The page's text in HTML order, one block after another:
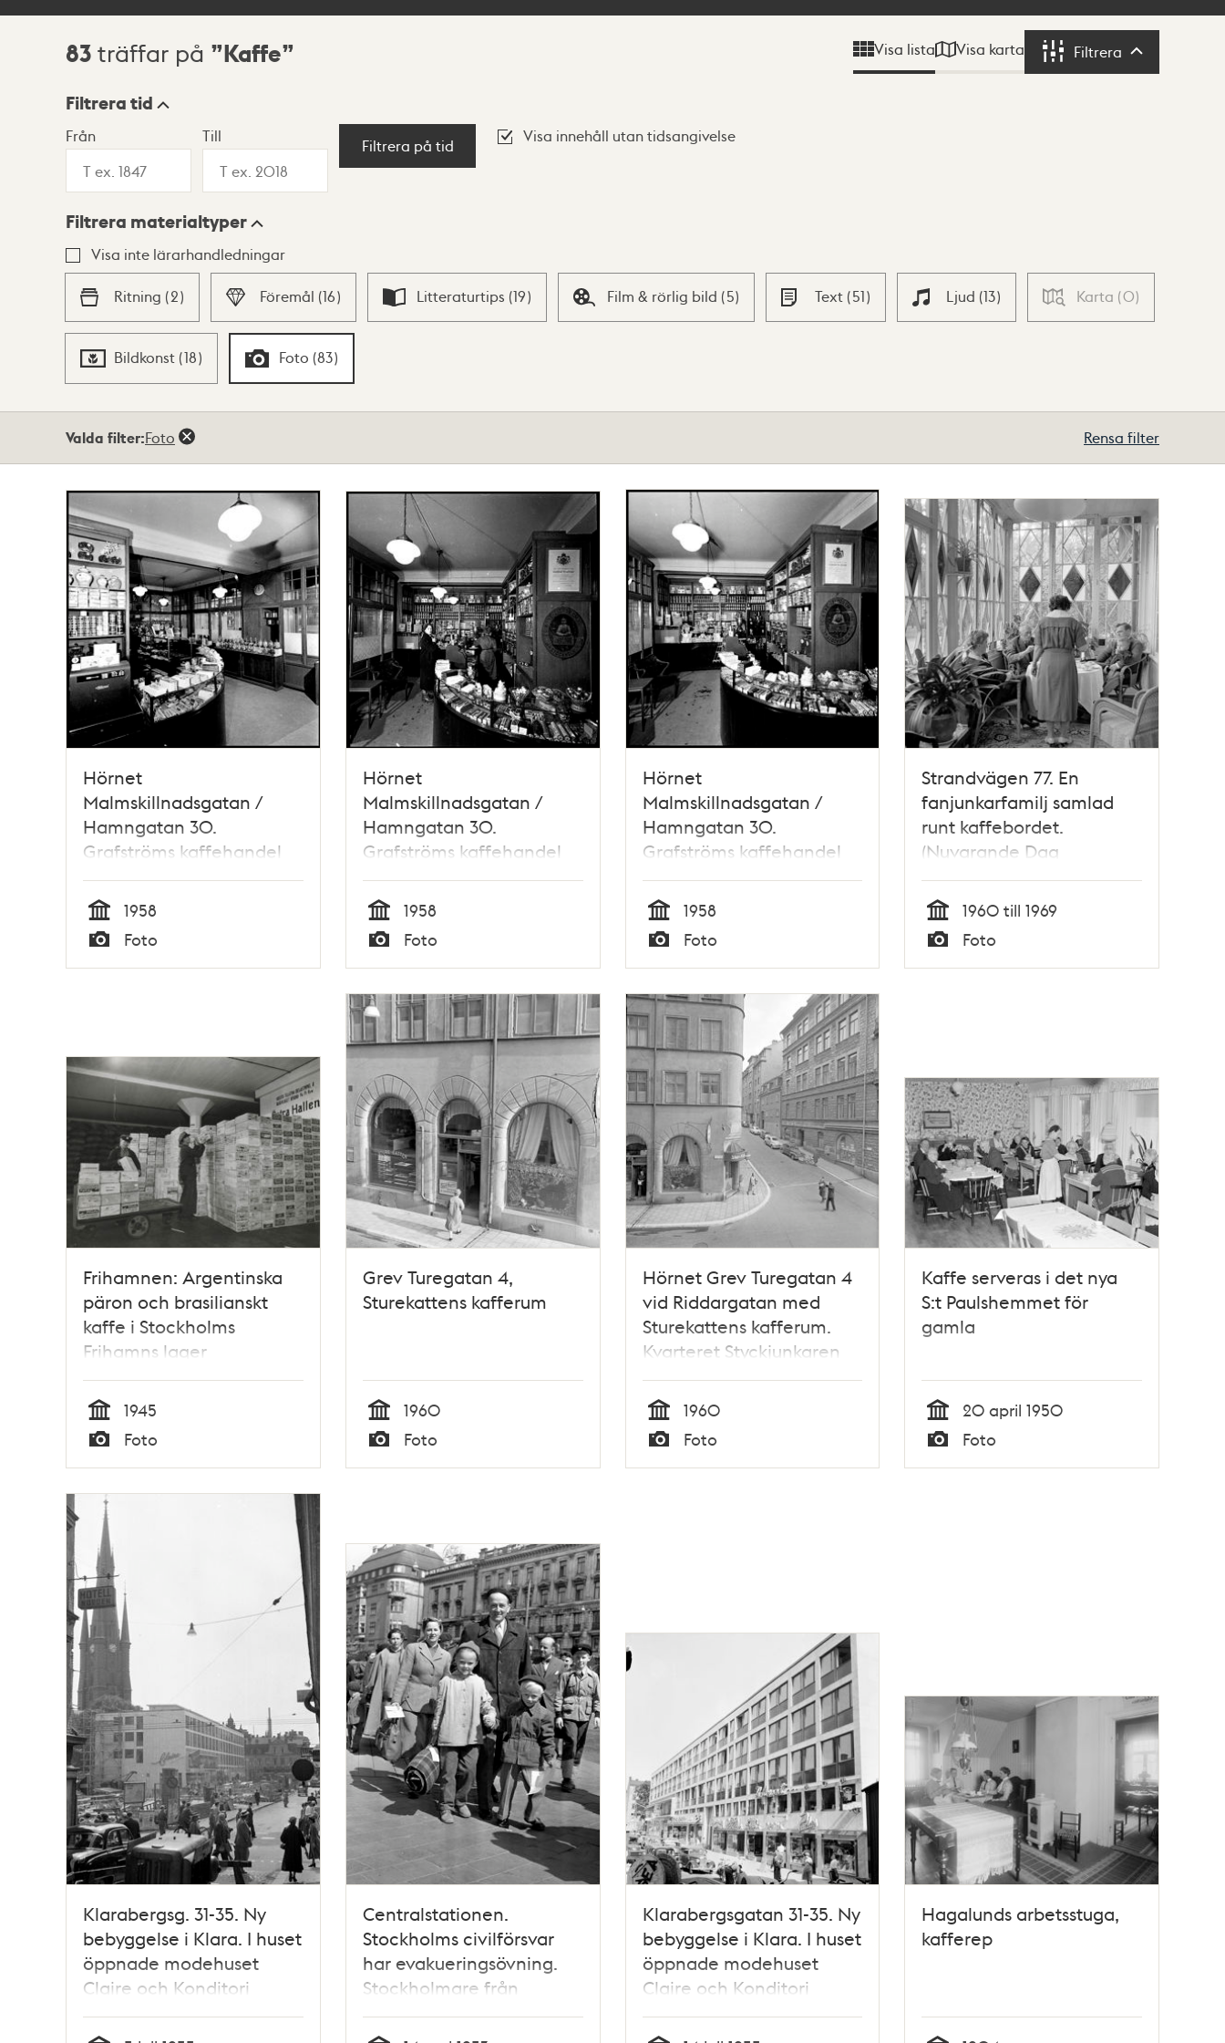
Sökresultat
83 träffar på Kaffe Visa lista Visa karta Filtrera Filtrera
Visningsläge
Lista Karta
Filtrera tid
Från Till
Filtrera på tid
Visa innehåll utan tidsangivelse
Filtrera materialtyper
Visa inte lärarhandledningar
Ritning (2) Föremål (16) Litteraturtips (19) Film & rörlig bild (5) Text (51) Ljud (13) Karta (0)
Bildkonst (18) Foto (83)
Valda filter:Foto Rensa filter
Hörnet
Malmskillnadsgatan /
Hamngatan 30.
Grafströms kaffehandel
Tid
1958
Typ
Foto
Hörnet
Malmskillnadsgatan /
Hamngatan 30.
Grafströms kaffehandel
Tid
1958
Typ
Foto
Hörnet
Malmskillnadsgatan /
Hamngatan 30.
Grafströms kaffehandel
Tid
1958
Typ
Foto
Strandvägen 77. En
fanjunkarfamilj samlad
runt kaffebordet.
(Nuvarande Dag
Hammarskjölds Väg)
Tid
1960 till 1969
Typ
Foto
Frihamnen: Argentinska
päron och brasilianskt
kaffe i Stockholms
Frihamns lager
Tid
1945
Typ
Foto
Grev Turegatan 4,
Sturekattens kafferum
Tid
1960
Typ
Foto
Hörnet Grev Turegatan 4
vid Riddargatan med
Sturekattens kafferum.
Kvarteret Styckjunkaren
på höger sida
Tid
1960
Typ
Foto
Kaffe serveras i det nya
S:t Paulshemmet för
gamla
Tid
20 april 1950
Typ
Foto
Klarabergsg. 31-35. Ny
bebyggelse i Klara. I huset
öppnade modehuset
Claire och Konditori
Kafferepet. Huset
fungerade också som
Centralstationen.
Stockholms civilförsvar
har evakueringsövning.
Stockholmare från
Vasastaden och
Östermalm får åka tåg till
Klarabergsgatan 31-35. Ny
bebyggelse i Klara. I huset
öppnade modehuset
Claire och Konditori
Kafferepet. Huset
fungerade som
Hagalunds arbetsstuga,
kafferep